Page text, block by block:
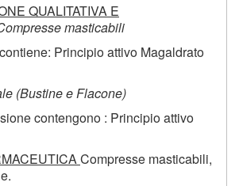
QUALITATIVA E
masticabili
Principio attivo Magaldrato
(Bustine e Flacone)
contengono : Principio attivo
Compresse masticabili,